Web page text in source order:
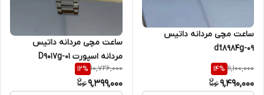
ساعت مچی مردانه داتیس
dt8984g-09
11,100,000
14%
9,490,000
ساعت مچی مردانه داتیس
مردانه اسپورت D9017g-01
10,726,000
12%
9,399,000